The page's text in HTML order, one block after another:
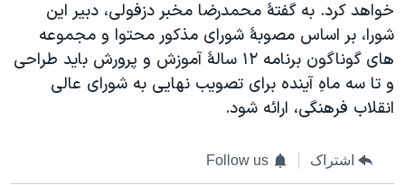
خواهد کرد. به گفتۀ محمدرضا مخبر دزفولی، دبير اين
شورا، بر اساس مصوبۀ شورای مذکور محتوا و مجموعه
های گوناگون برنامه ۱۲ سالۀ آموزش و پرورش بايد طراحی
و تا سه ماهِ آينده برای تصويب نهايی به شورای عالی
انقلاب فرهنگی، ارائه شود.
اشتراک Follow us